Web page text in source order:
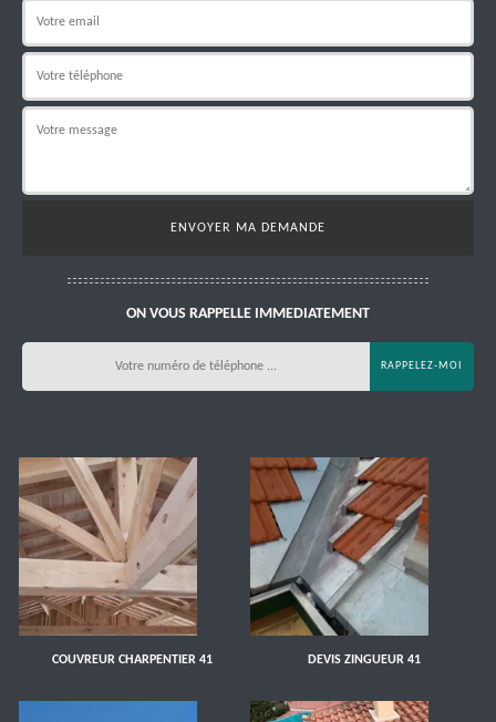
ON VOUS RAPPELLE IMMEDIATEMENT
COUVREUR CHARPENTIER 41 DEVIS ZINGUEUR 41